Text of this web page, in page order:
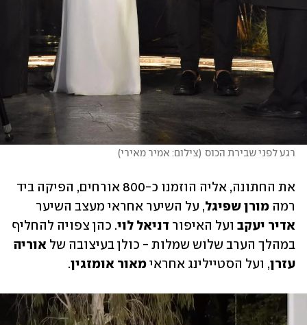
רגע לפני שבירת הכוס (צילום: אמיר מאירי)
רמה מורן שפיגל, על השיער אחראי מעצב השיער
אדיר יעקב ועל האיפור דניאל לוי
במהלך הערב שלוש שמלות - כולן בעיצובה של
עזרן, ועל הסטיילינג אחראי מאור אומזגין.